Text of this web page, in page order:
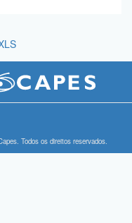
Todos os direitos reservados.